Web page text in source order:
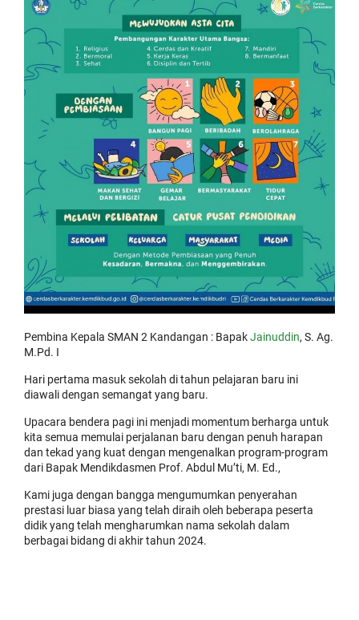
Pembina Kepala SMAN 2 Kandangan : BapakJainuddin, S. Ag.
M.Pd. I
Hari pertama masuk sekolah di tahun pelajaran baru ini
diawali dengan semangat yang baru.
Upacara bendera pagi ini menjadi momentum berharga untuk
kita semua memulai perjalanan baru dengan penuh harapan
dan tekad yang kuat dengan mengenalkan program-program
dari Bapak Mendikdasmen Prof. Abdul Mu’ti, M. Ed.,
Kami juga dengan bangga mengumumkan penyerahan
prestasi luar biasa yang telah diraih oleh beberapa peserta
didik yang telah mengharumkan nama sekolah dalam
berbagai bidang di akhir tahun 2024.